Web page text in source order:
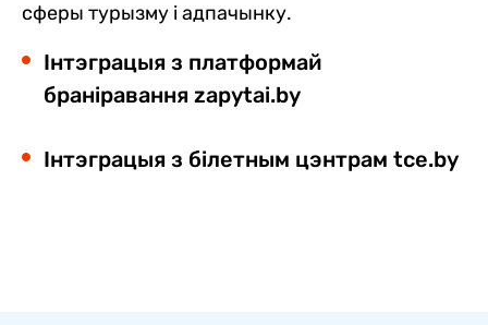
сферы турызму і адпачынку.
Інтэграцыя з платформай
браніравання zapytai.by
Інтэграцыя з білетным цэнтрам tce.by